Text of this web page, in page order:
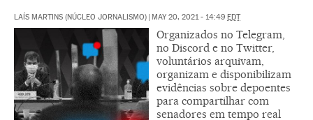
LAÍS MARTINS (NÚCLEO JORNALISMO) | MAY 20, 2021 - 14:49 EDT
Organizados no Telegram,
no Discord e no Twitter,
voluntários arquivam,
organizam e disponibilizam
evidências sobre depoentes
para compartilhar com
senadores em tempo real